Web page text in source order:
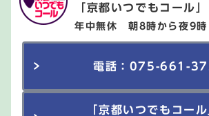
「京都いつでもコール」
年中無休 朝8時から夜9時
電話：075-661-
「京都いつでもコー